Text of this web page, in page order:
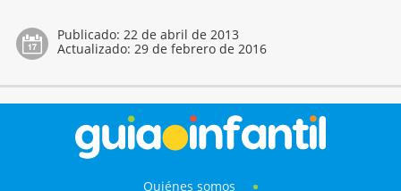
Publicado: 22 de abril de 2013
Actualizado: 29 de febrero de 2016
Quiénes somos